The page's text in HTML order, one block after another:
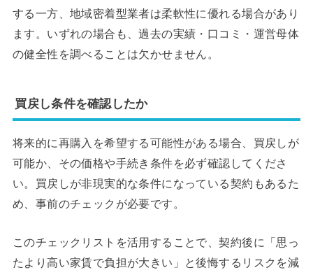
する一方、地域密着型業者は柔軟性に優れる場合があり
ます。いずれの場合も、過去の実績・口コミ・運営母体
の健全性を調べることは欠かせません。
買戻し条件を確認したか
将来的に再購入を希望する可能性がある場合、買戻しが
可能か、その価格や手続き条件を必ず確認してくださ
い。買戻しが非現実的な条件になっている契約もあるた
め、事前のチェックが必要です。
このチェックリストを活用することで、契約後に「思っ
たより高い家賃で負担が大きい」と後悔するリスクを減